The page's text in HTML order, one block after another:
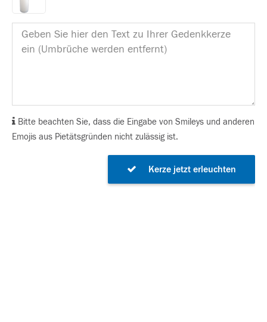
Bitte beachten Sie, dass die Eingabe von Smileys und anderen
Emojis aus Pietätsgründen nicht zulässig ist.
Kerze jetzt erleuchten